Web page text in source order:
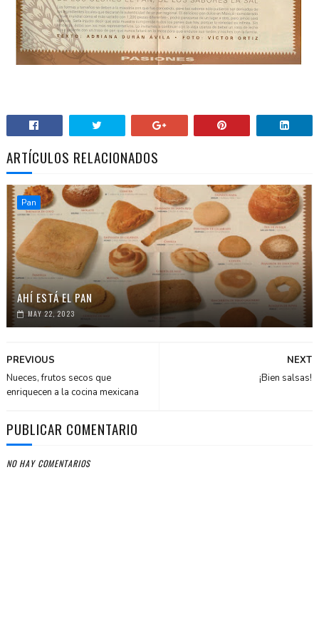
ARTÍCULOS RELACIONADOS
Pan
AHÍ ESTÁ EL PAN
MAY 22, 2023
NEXT
¡Bien salsas!
PREVIOUS
Nueces, frutos secos que
enriquecen a la cocina mexicana
PUBLICAR COMENTARIO
NO HAY COMENTARIOS